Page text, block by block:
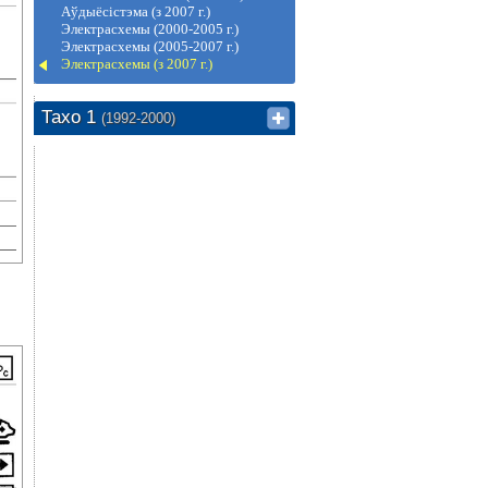
Аўдыёсістэма (з 2007 г.)
Электрасхемы (2000-2005 г.)
Электрасхемы (2005-2007 г.)
Электрасхемы (з 2007 г.)
Тахо 1 (1992-2000)